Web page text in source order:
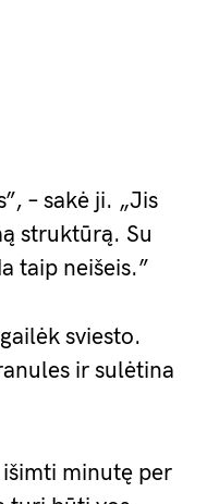
– sakė ji. „Jis
struktūrą. Su
taip neišeis.”
sviesto.
ir sulėtina
išimti minutę per